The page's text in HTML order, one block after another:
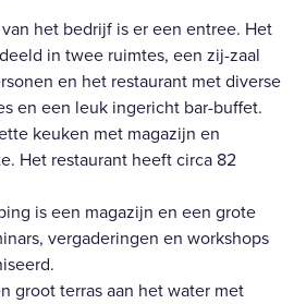
het bedrijf is er een entree. Het
in twee ruimtes, een zij-zaal
en het restaurant met diverse
en een leuk ingericht bar-buffet.
keuken met magazijn en
Het restaurant heeft circa 82
is een magazijn en een grote
vergaderingen en workshops
groot terras aan het water met